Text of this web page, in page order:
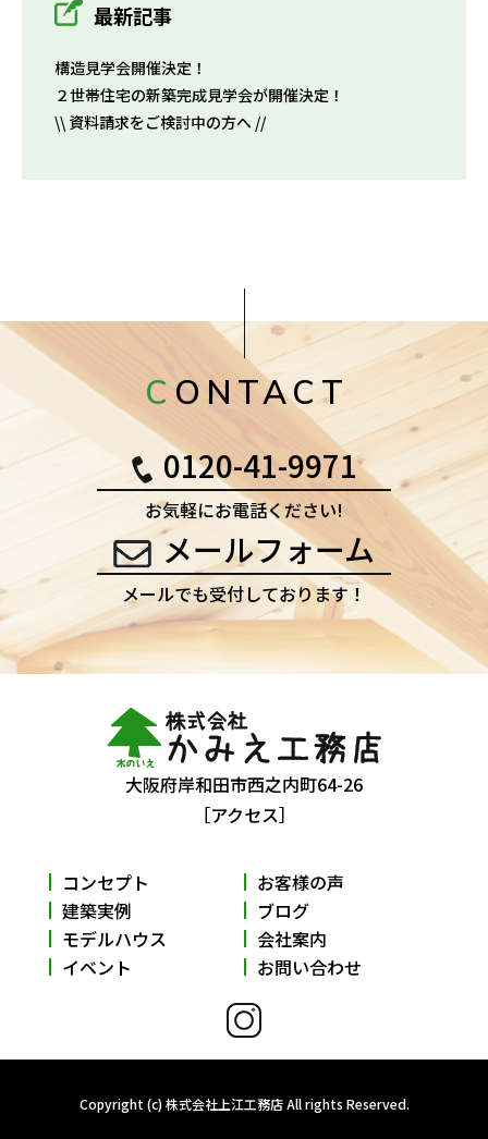
最新記事
構造見学会開催決定！
２世帯住宅の新築完成見学会が開催決定！
\\ 資料請求をご検討中の方へ //
CONTACT
0120-41-9971
お気軽にお電話ください!
メールフォーム
メールでも受付しております！
大阪府岸和田市西之内町64-26
［アクセス］
コンセプト
建築実例
モデルハウス
イベント
お客様の声
ブログ
会社案内
お問い合わせ
Copyright (c) 株式会社上江工務店 All rights Reserved.